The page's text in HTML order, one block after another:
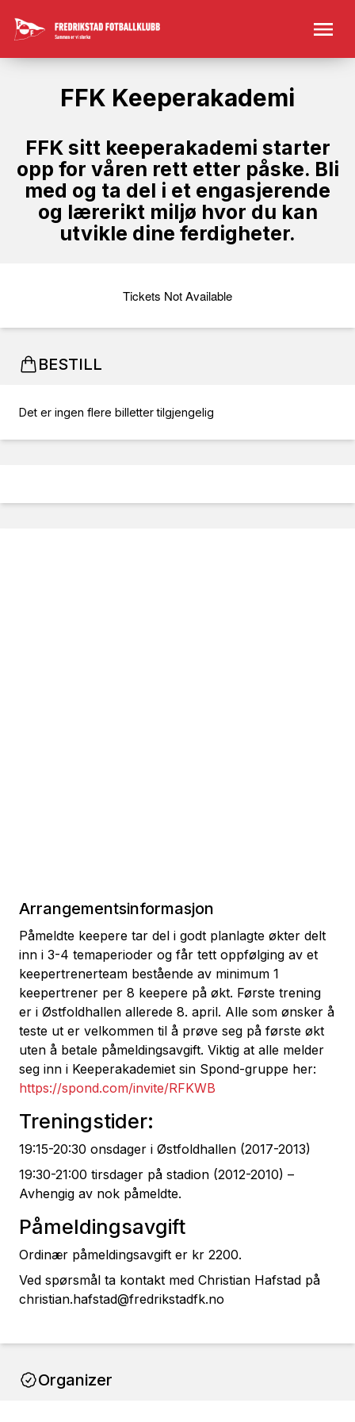
FFK Keeperakademi
FFK sitt keeperakademi starter
opp for våren rett etter påske. Bli
med og ta del i et engasjerende
og lærerikt miljø hvor du kan
utvikle dine ferdigheter.
Tickets Not Available
BESTILL
Det er ingen flere billetter tilgjengelig
Arrangementsinformasjon
Påmeldte keepere tar del i godt planlagte økter delt
inn i 3-4 temaperioder og får tett oppfølging av et
keepertrenerteam bestående av minimum 1
keepertrener per 8 keepere på økt. Første trening
er i Østfoldhallen allerede 8. april. Alle som ønsker å
teste ut er velkommen til å prøve seg på første økt
uten å betale påmeldingsavgift. Viktig at alle melder
seg inn i Keeperakademiet sin Spond-gruppe her:
https://spond.com/invite/RFKWB
Treningstider:
19:15-20:30 onsdager i Østfoldhallen (2017-2013)
19:30-21:00 tirsdager på stadion (2012-2010) –
Avhengig av nok påmeldte.
Påmeldingsavgift
Ordinær påmeldingsavgift er kr 2200.
Ved spørsmål ta kontakt med Christian Hafstad på
christian.hafstad@fredrikstadfk.no
Organizer